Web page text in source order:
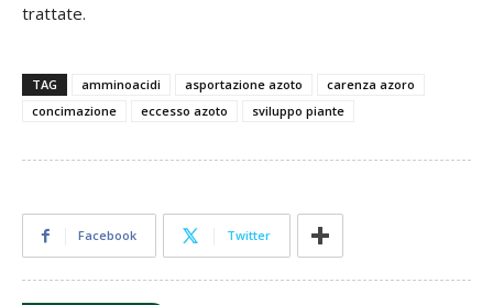
trattate.
TAG amminoacidi asportazione azoto
carenza azoro
concimazione
eccesso azoto sviluppo piante
Facebook Twitter